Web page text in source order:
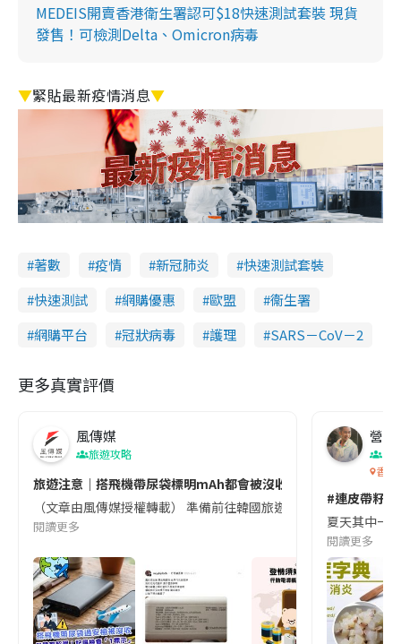
MEDEIS開賣香港衛生署認可$18快速測試套裝 現貨
發售！可檢測Delta、Omicron病毒
▼緊貼最新疫情消息▼
著數 疫情 新冠肺炎
快速測試套裝
快速測試
網購優惠 歐盟
衞生署
網購平台
冠狀病毒 護理 SARS－CoV－2
更多真實評價
風傳媒
旅遊攻略
旅遊注意｜搭飛機帶尿袋標明mAh都會被沒收😱出發前切記檢查
（文章由風傳媒授權轉載） 準備前往韓國旅遊的民眾，近期要
閱讀更多
營養
香港
#連皮帶籽
夏天其中一
閱讀更多